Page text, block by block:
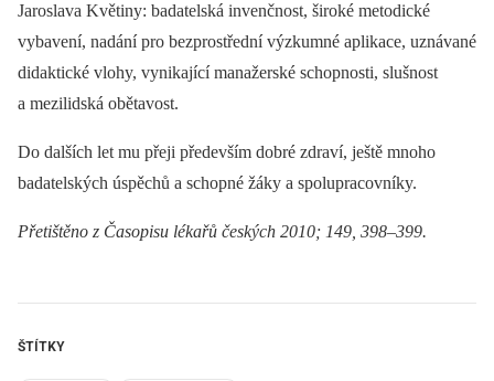
Jaroslava Květiny: badatelská invenčnost, široké metodické
vybavení, nadání pro bezprostřední výzkumné aplikace, uznávané
didaktické vlohy, vynikající manažerské schopnosti, slušnost
a mezilidská obětavost.
Do dalších let mu přeji především dobré zdraví, ještě mnoho
badatelských úspěchů a schopné žáky a spolupracovníky.
Přetištěno z Časopisu lékařů českých 2010; 149, 398–399.
ŠTÍTKY